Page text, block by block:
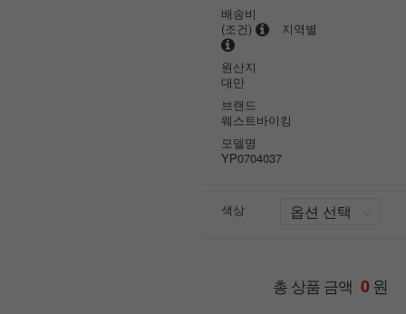
배송비
(조건)
지역별
원산지
대만
브랜드
웨스트바이킹
모델명
YP0704037
색상
총 상품 금액 0원